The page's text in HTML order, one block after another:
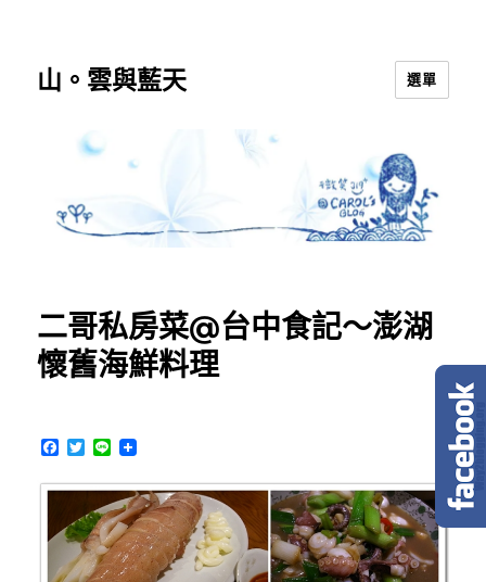
山。雲與藍天 選單
二哥私房菜@台中食記～澎湖
懷舊海鮮料理
F
c
o
k
T
i
t
e
r
L
n
e